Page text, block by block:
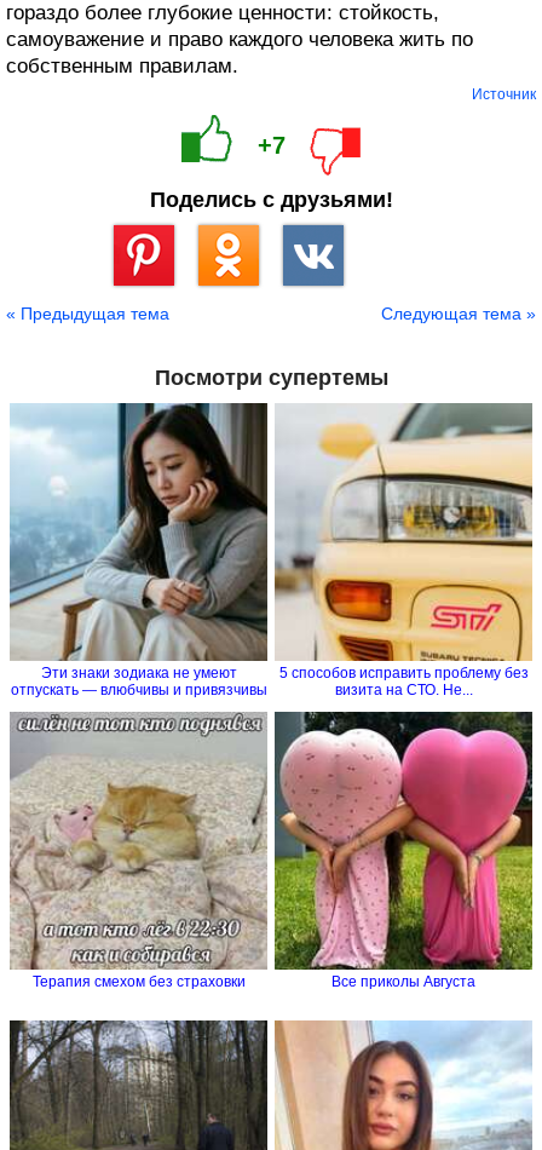
гораздо более глубокие ценности: стойкость,
самоуважение и право каждого человека жить по
собственным правилам.
Источник
+7
Поделись с друзьями!
« Предыдущая тема Следующая тема »
Посмотри супертемы
Эти знаки зодиака не умеют
отпускать — влюбчивы и привязчивы
5 способов исправить проблему без
визита на СТО. Не...
Терапия смехом без страховки Все приколы Августа